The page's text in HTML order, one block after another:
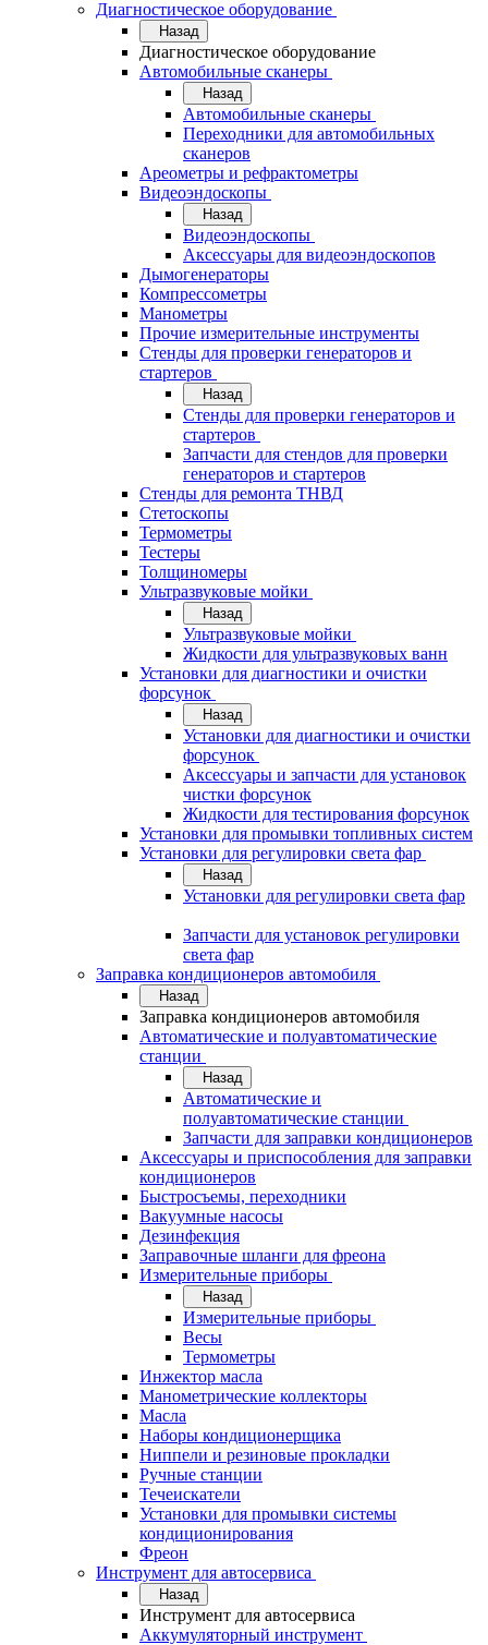
Диагностическое оборудование
Назад
Диагностическое оборудование
Автомобильные сканеры
Назад
Автомобильные сканеры
Переходники для автомобильных
сканеров
Ареометры и рефрактометры
Видеоэндоскопы
Назад
Видеоэндоскопы
Аксессуары для видеоэндоскопов
Дымогенераторы
Компрессометры
Манометры
Прочие измерительные инструменты
Стенды для проверки генераторов и
стартеров
Назад
Стенды для проверки генераторов и
стартеров
Запчасти для стендов для проверки
генераторов и стартеров
Стенды для ремонта ТНВД
Стетоскопы
Термометры
Тестеры
Толщиномеры
Ультразвуковые мойки
Назад
Ультразвуковые мойки
Жидкости для ультразвуковых ванн
Установки для диагностики и очистки
форсунок
Назад
Установки для диагностики и очистки
форсунок
Аксессуары и запчасти для установок
чистки форсунок
Жидкости для тестирования форсунок
Установки для промывки топливных систем
Установки для регулировки света фар
Назад
Установки для регулировки света фар
Запчасти для установок регулировки
света фар
Заправка кондиционеров автомобиля
Назад
Заправка кондиционеров автомобиля
Автоматические и полуавтоматические
станции
Назад
Автоматические и
полуавтоматические станции
Запчасти для заправки кондиционеров
Аксессуары и приспособления для заправки
кондиционеров
Быстросъемы, переходники
Вакуумные насосы
Дезинфекция
Заправочные шланги для фреона
Измерительные приборы
Назад
Измерительные приборы
Весы
Термометры
Инжектор масла
Манометрические коллекторы
Масла
Наборы кондиционерщика
Ниппели и резиновые прокладки
Ручные станции
Течеискатели
Установки для промывки системы
кондиционирования
Фреон
Инструмент для автосервиса
Назад
Инструмент для автосервиса
Аккумуляторный инструмент